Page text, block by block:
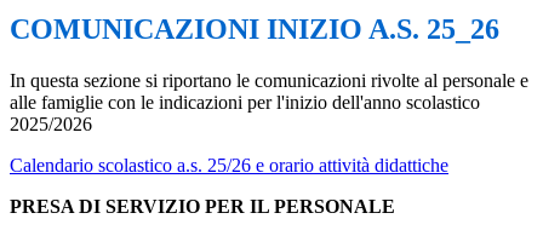
COMUNICAZIONI INIZIO A.S. 25_26
In questa sezione si riportano le comunicazioni rivolte al personale e
alle famiglie con le indicazioni per l'inizio dell'anno scolastico
2025/2026
Calendario scolastico a.s. 25/26 e orario attività didattiche
PRESA DI SERVIZIO PER IL PERSONALE